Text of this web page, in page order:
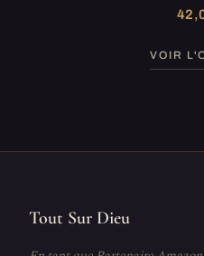
VOIR
Tout Sur Dieu